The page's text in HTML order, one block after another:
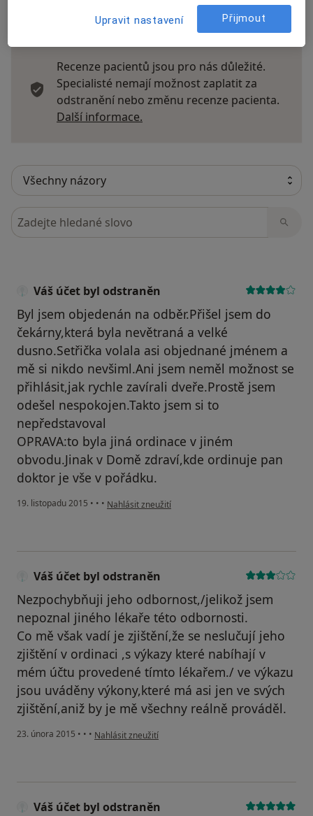
Recenze pacientů jsou pro nás důležité.
Specialisté nemají možnost zaplatit za
odstranění nebo změnu recenze pacienta.
Další informace.
Hledejte v názorech
Váš účet byl odstraněn
Byl jsem objedenán na odběr.Přišel jsem do
čekárny,která byla nevětraná a velké
dusno.Setřička volala asi objednané jménem a
mě si nikdo nevšiml.Ani jsem neměl možnost se
přihlásit,jak rychle zavírali dveře.Prostě jsem
odešel nespokojen.Takto jsem si to
nepředstavoval
OPRAVA:to byla jiná ordinace v jiném
obvodu.Jinak v Domě zdraví,kde ordinuje pan
doktor je vše v pořádku.
19. listopadu 2015 • • • podle názoru uživatele Váš účet byl odstraněn
Nahlásit zneužití
Váš účet byl odstraněn
Nezpochybňuji jeho odbornost,/jelikož jsem
nepoznal jiného lékaře této odbornosti.
Co mě však vadí je zjištění,že se neslučují jeho
zjištění v ordinaci ,s výkazy které nabíhají v
mém účtu provedené tímto lékařem./ ve výkazu
jsou uváděny výkony,které má asi jen ve svých
zjištění,aniž by je mě všechny reálně prováděl.
23. února 2015 • • • podle názoru uživatele Váš účet byl odstraněn
Nahlásit zneužití
Váš účet byl odstraněn
Upravit nastavení Přijmout